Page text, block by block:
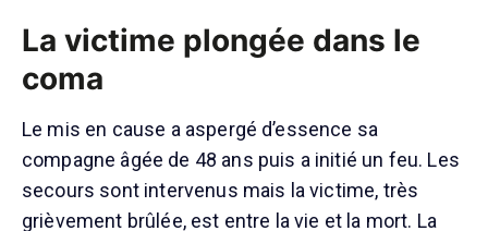
La victime plongée dans le
coma
Le mis en cause a aspergé d’essence sa
compagne âgée de 48 ans puis a initié un feu. Les
secours sont intervenus mais la victime, très
grièvement brûlée, est entre la vie et la mort. La